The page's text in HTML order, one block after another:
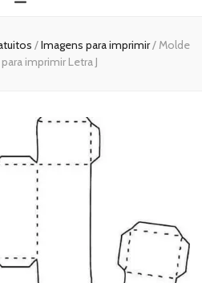
/Imagens para imprimir/Molde
imprimir Letra J